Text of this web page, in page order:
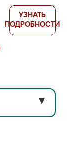
УЗНАТЬ
ПОДРОБНОСТИ
▼